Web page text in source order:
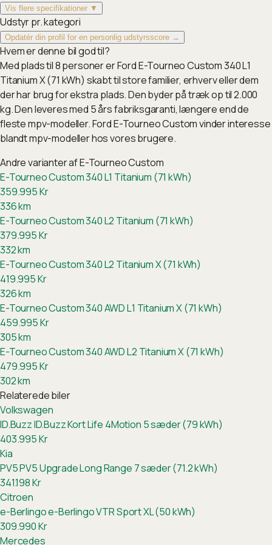
Vis flere specifikationer ▼
Udstyr pr. kategori
Opdatér din profil for en personlig udstyrsscore →
Hvem er denne bil god til?
Med plads til 8 personer er Ford E-Tourneo Custom 340 L1
Titanium X (71 kWh) skabt til store familier, erhverv eller dem
der har brug for ekstra plads. Den byder på træk op til 2.000
kg. Den leveres med 5 års fabriksgaranti, længere end de
fleste mpv-modeller. Ford E-Tourneo Custom vinder interesse
blandt mpv-modeller hos vores brugere.
Andre varianter afE-Tourneo Custom
E-Tourneo Custom 340 L1 Titanium (71 kWh)
359.995Kr
336km
E-Tourneo Custom 340 L2 Titanium (71 kWh)
379.995Kr
332km
E-Tourneo Custom 340 L2 Titanium X (71 kWh)
419.995Kr
326km
E-Tourneo Custom 340 AWD L1 Titanium X (71 kWh)
459.995Kr
305km
E-Tourneo Custom 340 AWD L2 Titanium X (71 kWh)
479.995Kr
302km
Relaterede biler
Volkswagen
ID.BuzzID.Buzz Kort Life 4Motion 5 sæder (79 kWh)
403.995Kr
Kia
PV5PV5 Upgrade Long Range 7 sæder (71.2 kWh)
341.198Kr
Citroen
e-Berlingoe-Berlingo VTR Sport XL (50 kWh)
309.990Kr
Mercedes